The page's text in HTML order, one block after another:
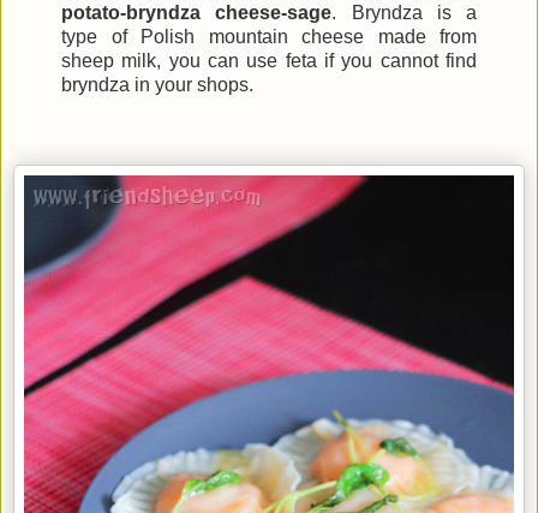
potato-bryndza cheese-sage. Bryndza is a
type of Polish mountain cheese made from
sheep milk, you can use feta if you cannot find
bryndza in your shops.